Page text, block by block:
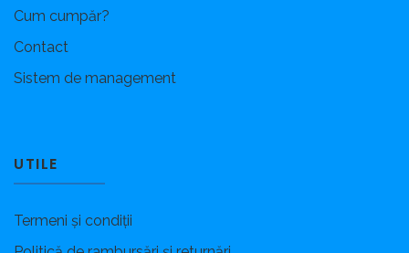
Cum cumpăr?
Contact
Sistem de management
UTILE
Termeni și condiții